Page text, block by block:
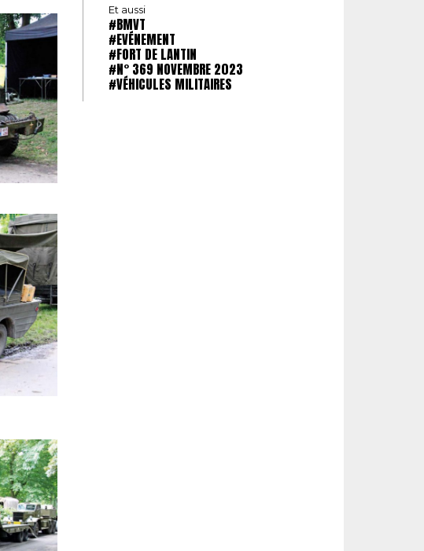
Et aussi
#BMVT
#EVÉNEMENT
#FORT DE LANTIN
#N° 369 NOVEMBRE 2023
#VÉHICULES MILITAIRES